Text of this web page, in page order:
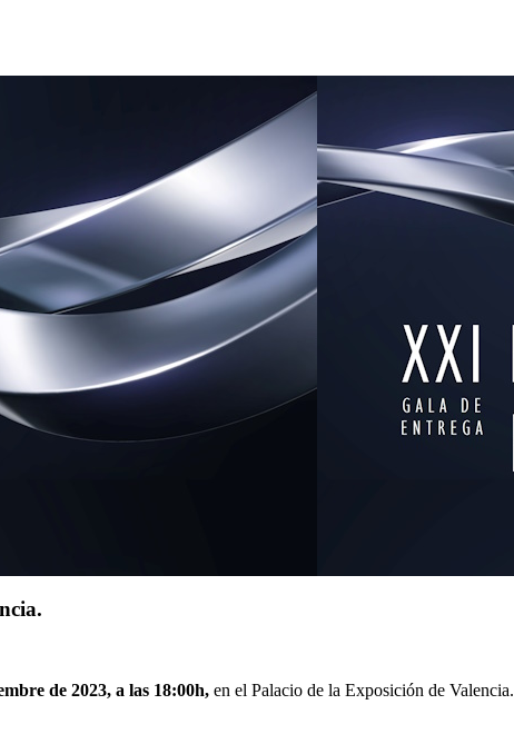
de 2023, a las 18:00h, en el Palacio de la Exposición de Valencia.